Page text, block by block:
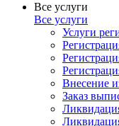
Все услуги
Все услуги
Услуги
Внесение
Заказ